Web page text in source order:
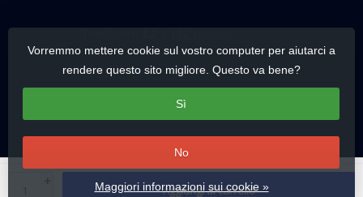
Aggiungi al carrello
Vorremmo mettere cookie sul vostro computer per aiutarci a
rendere questo sito migliore. Questo va bene?
Sì
No
Maggiori informazioni sui cookie »